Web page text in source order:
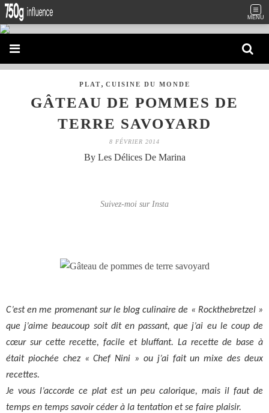
MENU
PLAT, CUISINE DU MONDE
GÂTEAU DE POMMES DE
TERRE SAVOYARD
8 FÉVRIER 2014
By Les Délices De Marina
Suivez-moi sur Insta
C’est en me promenant sur le blog culinaire de « Rockthebretzel »
que j’aime beaucoup soit dit en passant, que j’ai eu le coup de
cœur sur cette recette, facile et bluffant. La recette de base à
était piochée chez « Chef Nini » ou j’ai fait un mixe des deux
recettes.
Je vous l’accorde ce plat est un peu calorique, mais il faut de
temps en temps savoir céder à la tentation et se faire plaisir.